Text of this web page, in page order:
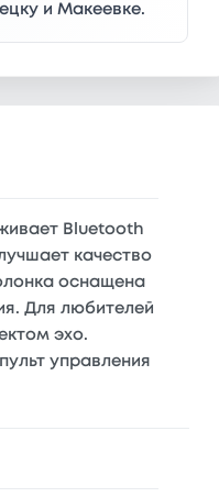
и Макеевке.
Bluetooth
качество
оснащена
Для любителей
эхо.
управления